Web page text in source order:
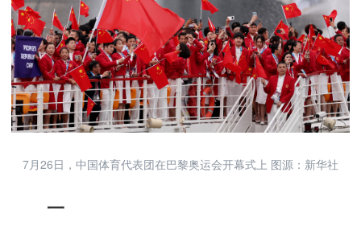
7月26日，中国体育代表团在巴黎奥运会开幕式上 图源：新华社
一